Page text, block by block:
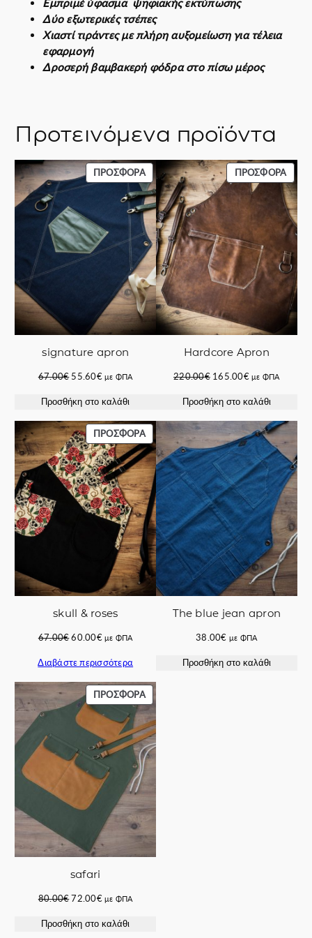
η
τ
α
Εμπριμέ ύφασμα ψηφιακής εκτύπωσης
Δύο εξωτερικές τσέπες
Χιαστί τιράντες με πλήρη αυξομείωση για τέλεια
εφαρμογή
Δροσερή βαμβακερή φόδρα στο πίσω μέρος
Προτεινόμενα προϊόντα
ΠΡΟΣΦΟΡΆΠΡΟΪΌΝ
ΣΕ
ΠΡΟΣΦΟΡΆ
signature apron
67.00€ Original
was:
55.60€Η
τιμή
55.60€.
με ΦΠΑ
Προσθήκη στο καλάθι
ΠΡΟΣΦΟΡΆ
ΣΕ
Hardcore Apron
220.00€ Original
was:
165.00€Η
τιμή
165.00€.
με ΦΠΑ
Προσθήκη στο καλάθι
ΠΡΟΣΦΟΡΆΠΡΟΪΌΝ
ΣΕ
ΠΡΟΣΦΟΡΆ
skull & roses
67.00€Original
was:
60.00€Η
τιμή
60.00€.
με ΦΠΑ
Διαβάστε περισσότερα
The blue jean apron
38.00€ με ΦΠΑ
Προσθήκη στο καλάθι
ΠΡΟΣΦΟΡΆΠΡΟΪΌΝ
ΣΕ
ΠΡΟΣΦΟΡΆ
safari
80.00€Original
was:
72.00€Η
τιμή
με ΦΠΑ
Προσθήκη στο καλάθι